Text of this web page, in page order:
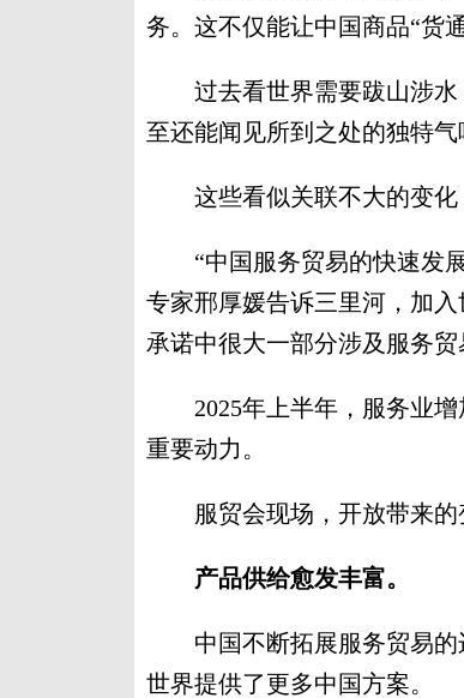
务。这不仅能让中国商品“货
过去看世界需要跋山涉水
至还能闻见所到之处的独特气
这些看似关联不大的变化
“中国服务贸易的快速发展
专家邢厚媛告诉三里河，加
承诺中很大一部分涉及服务
2025年上半年，服务业增
重要动力。
服贸会现场，开放带来的
产品供给愈发丰富。
中国不断拓展服务贸易的
世界提供了更多中国方案。